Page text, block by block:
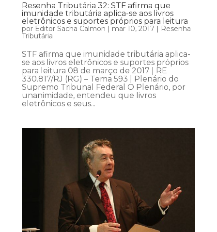
Resenha Tributária 32: STF afirma que
imunidade tributária aplica-se aos livros
eletrônicos e suportes próprios para leitura
por Editor Sacha Calmon | mar 10, 2017 | Resenha
Tributária
STF afirma que imunidade tributária aplica-
se aos livros eletrônicos e suportes próprios
para leitura 08 de março de 2017 | RE
330.817/RJ (RG) – Tema 593 | Plenário do
Supremo Tribunal Federal O Plenário, por
unanimidade, entendeu que livros
eletrônicos e seus...